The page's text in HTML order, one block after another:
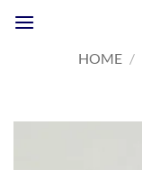
naar
HOME /